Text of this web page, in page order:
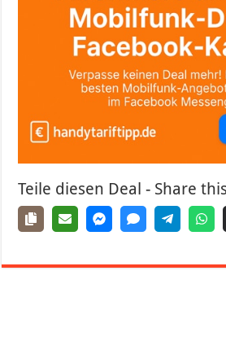
Teile diesen Deal - Share